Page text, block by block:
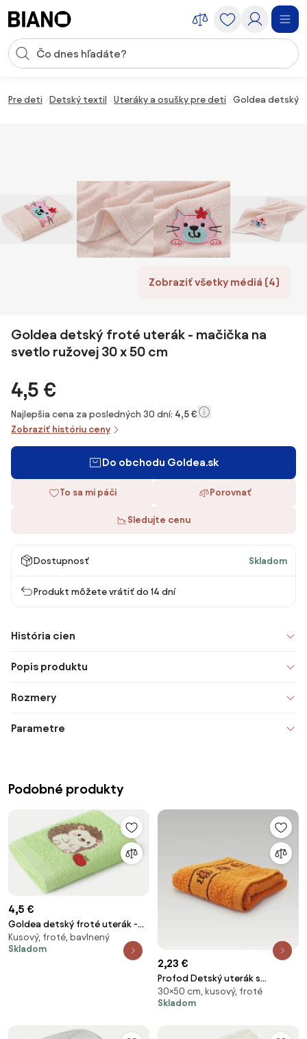
Vstup pre vyhľadávanie
Pre deti Detský textil Uteráky a osušky pre deti Goldea detský
Zobraziť všetky médiá (4)
Goldea detský froté uterák - mačička na
svetlo ružovej 30 x 50 cm
4,5 €
Najlepšia cena za posledných 30 dní: 4,5 €
Zobraziť históriu ceny
Do obchodu Goldea.sk
To sa mi páči Porovnať
Sledujte cenu
Dostupnosť Skladom
Produkt môžete vrátiť do 14 dní
História cien
Popis produktu
Rozmery
Parametre
Podobné produkty
4,5 €
Goldea detský froté uterák -
ježko s jabĺčkom na zelenej 30 x
50 cm
Kusový, froté, bavlnený
Skladom
2,23 €
Profod Detský uterák s
motívom 30x50 - Oranžová | 30
x 50 cm
30×50 cm, kusový, froté
Skladom